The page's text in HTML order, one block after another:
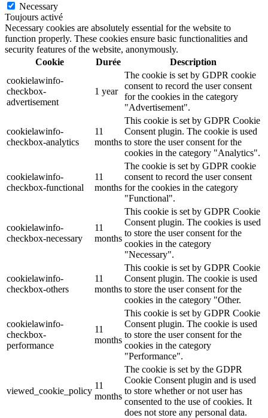
Necessary
Toujours activé
Necessary cookies are absolutely essential for the website to
function properly. These cookies ensure basic functionalities and
security features of the website, anonymously.
Cookie
Durée
Description
cookielawinfo-
checkbox-
advertisement
1 year
The cookie is set by GDPR cookie
consent to record the user consent
for the cookies in the category
"Advertisement".
cookielawinfo-
checkbox-analytics
11
months
This cookie is set by GDPR Cookie
Consent plugin. The cookie is used
to store the user consent for the
cookies in the category "Analytics".
cookielawinfo-
checkbox-functional
11
months
The cookie is set by GDPR cookie
consent to record the user consent
for the cookies in the category
"Functional".
cookielawinfo-
checkbox-necessary
11
months
This cookie is set by GDPR Cookie
Consent plugin. The cookies is used
to store the user consent for the
cookies in the category
"Necessary".
cookielawinfo-
checkbox-others
11
months
This cookie is set by GDPR Cookie
Consent plugin. The cookie is used
to store the user consent for the
cookies in the category "Other.
cookielawinfo-
checkbox-
performance
11
months
This cookie is set by GDPR Cookie
Consent plugin. The cookie is used
to store the user consent for the
cookies in the category
"Performance".
viewed_cookie_policy
11
months
The cookie is set by the GDPR
Cookie Consent plugin and is used
to store whether or not user has
consented to the use of cookies. It
does not store any personal data.